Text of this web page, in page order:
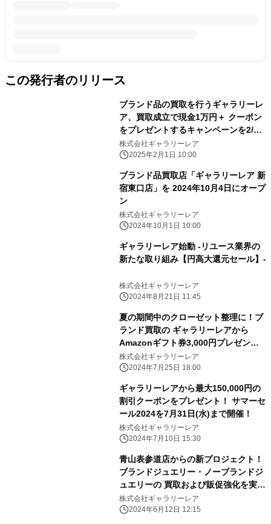
この発行者のリリース
ブランド品の買取を行うギャラリーレ
ア、買取成立で現金1万円＋ クーポン
をプレゼントするキャンペーンを2/1
より実施
株式会社ギャラリーレア
2025年2月1日 10:00
ブランド品買取店「ギャラリーレア 新
宿東口店」を 2024年10月4日にオープ
ン
株式会社ギャラリーレア
2024年10月1日 10:00
ギャラリーレア始動 -リユース業界の
新たな取り組み【円高大還元セール】-
株式会社ギャラリーレア
2024年8月21日 11:45
夏の期間中のクローゼット整理に！ブ
ランド買取の ギャラリーレアから
Amazonギフト券3,000円プレゼン
ト ～お買取り初成約の方対象～
株式会社ギャラリーレア
2024年7月25日 18:00
ギャラリーレアから最大150,000円の
割引クーポンをプレゼント！ サマーセ
ール2024を7月31日(水)まで開催！
株式会社ギャラリーレア
2024年7月10日 15:30
青山表参道店からの新プロジェクト！
ブランドジュエリー・ノーブランドジ
ュエリーの 買取および販促強化を実
施！！
株式会社ギャラリーレア
2024年6月12日 12:15